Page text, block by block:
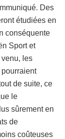
Des
étudiées en
conséquente
Sport et
venu, les
de suite, ce
le
sûrement en
de
coûteuses